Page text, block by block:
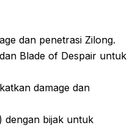
dan penetrasi Zilong.
Blade of Despair untuk
damage dan
dengan bijak untuk